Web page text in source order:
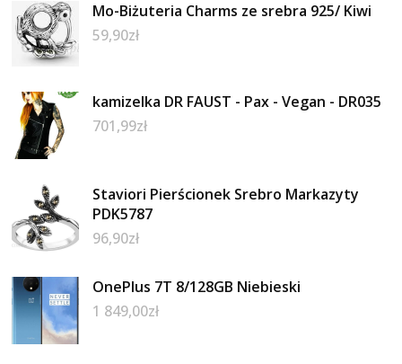
Mo-Biżuteria Charms ze srebra 925/ Kiwi
59,90zł
kamizelka DR FAUST - Pax - Vegan - DR035
701,99zł
Staviori Pierścionek Srebro Markazyty
PDK5787
96,90zł
OnePlus 7T 8/128GB Niebieski
1 849,00zł